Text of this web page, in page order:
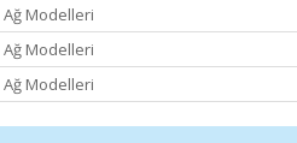
Ağ Modelleri
Ağ Modelleri
Ağ Modelleri